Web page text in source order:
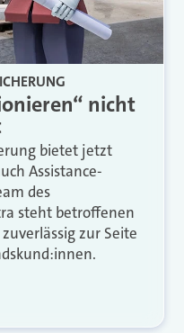
nicht
bietet jetzt
Assistance-
des
steht betroffenen
zur Seite